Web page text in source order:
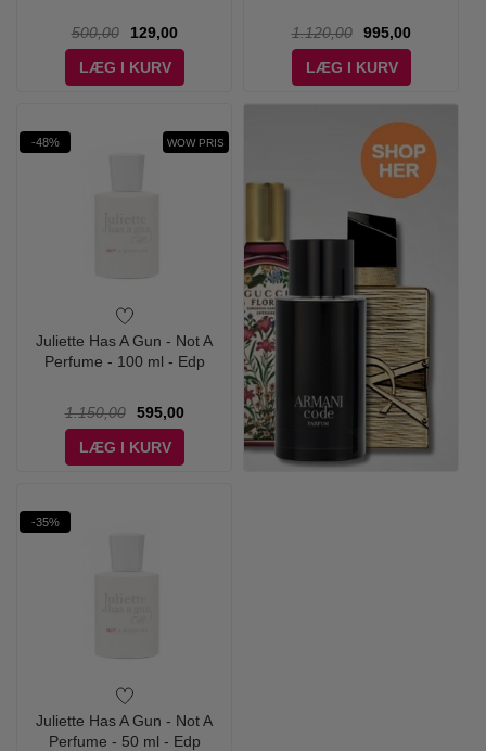
500,00
129,00
LÆG I KURV
1.120,00
995,00
LÆG I KURV
-48% WOW PRIS
Juliette Has A Gun - Not A
Perfume - 100 ml - Edp
1.150,00
595,00
LÆG I KURV
-35%
Juliette Has A Gun - Not A
Perfume - 50 ml - Edp